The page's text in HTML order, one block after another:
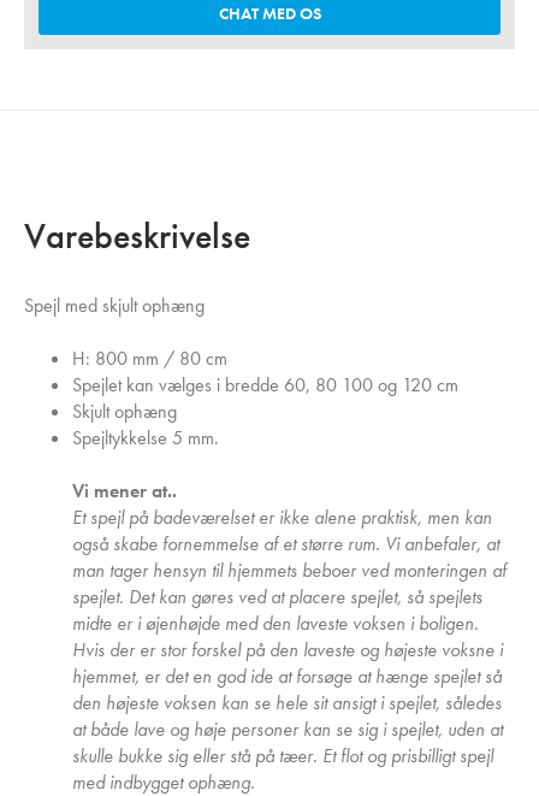
CHAT MED OS
Varebeskrivelse
Spejl med skjult ophæng
H: 800 mm / 80 cm
Spejlet kan vælges i bredde 60, 80 100 og 120 cm
Skjult ophæng
Spejltykkelse 5 mm.
Vi mener at..
Et spejl på badeværelset er ikke alene praktisk, men kan
også skabe fornemmelse af et større rum. Vi anbefaler, at
man tager hensyn til hjemmets beboer ved monteringen af
spejlet. Det kan gøres ved at placere spejlet, så spejlets
midte er i øjenhøjde med den laveste voksen i boligen.
Hvis der er stor forskel på den laveste og højeste voksne i
hjemmet, er det en god ide at forsøge at hænge spejlet så
den højeste voksen kan se hele sit ansigt i spejlet, således
at både lave og høje personer kan se sig i spejlet, uden at
skulle bukke sig eller stå på tæer. Et flot og prisbilligt spejl
med indbygget ophæng.